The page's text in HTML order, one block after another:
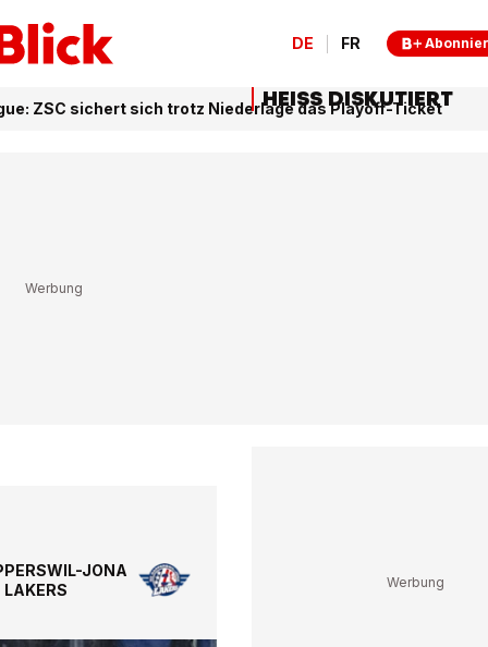
DE FR
ZSC sichert sich trotz Niederlage das Playoff-Ticket
JONA
LAKERS
HEISS DISKUTIERT